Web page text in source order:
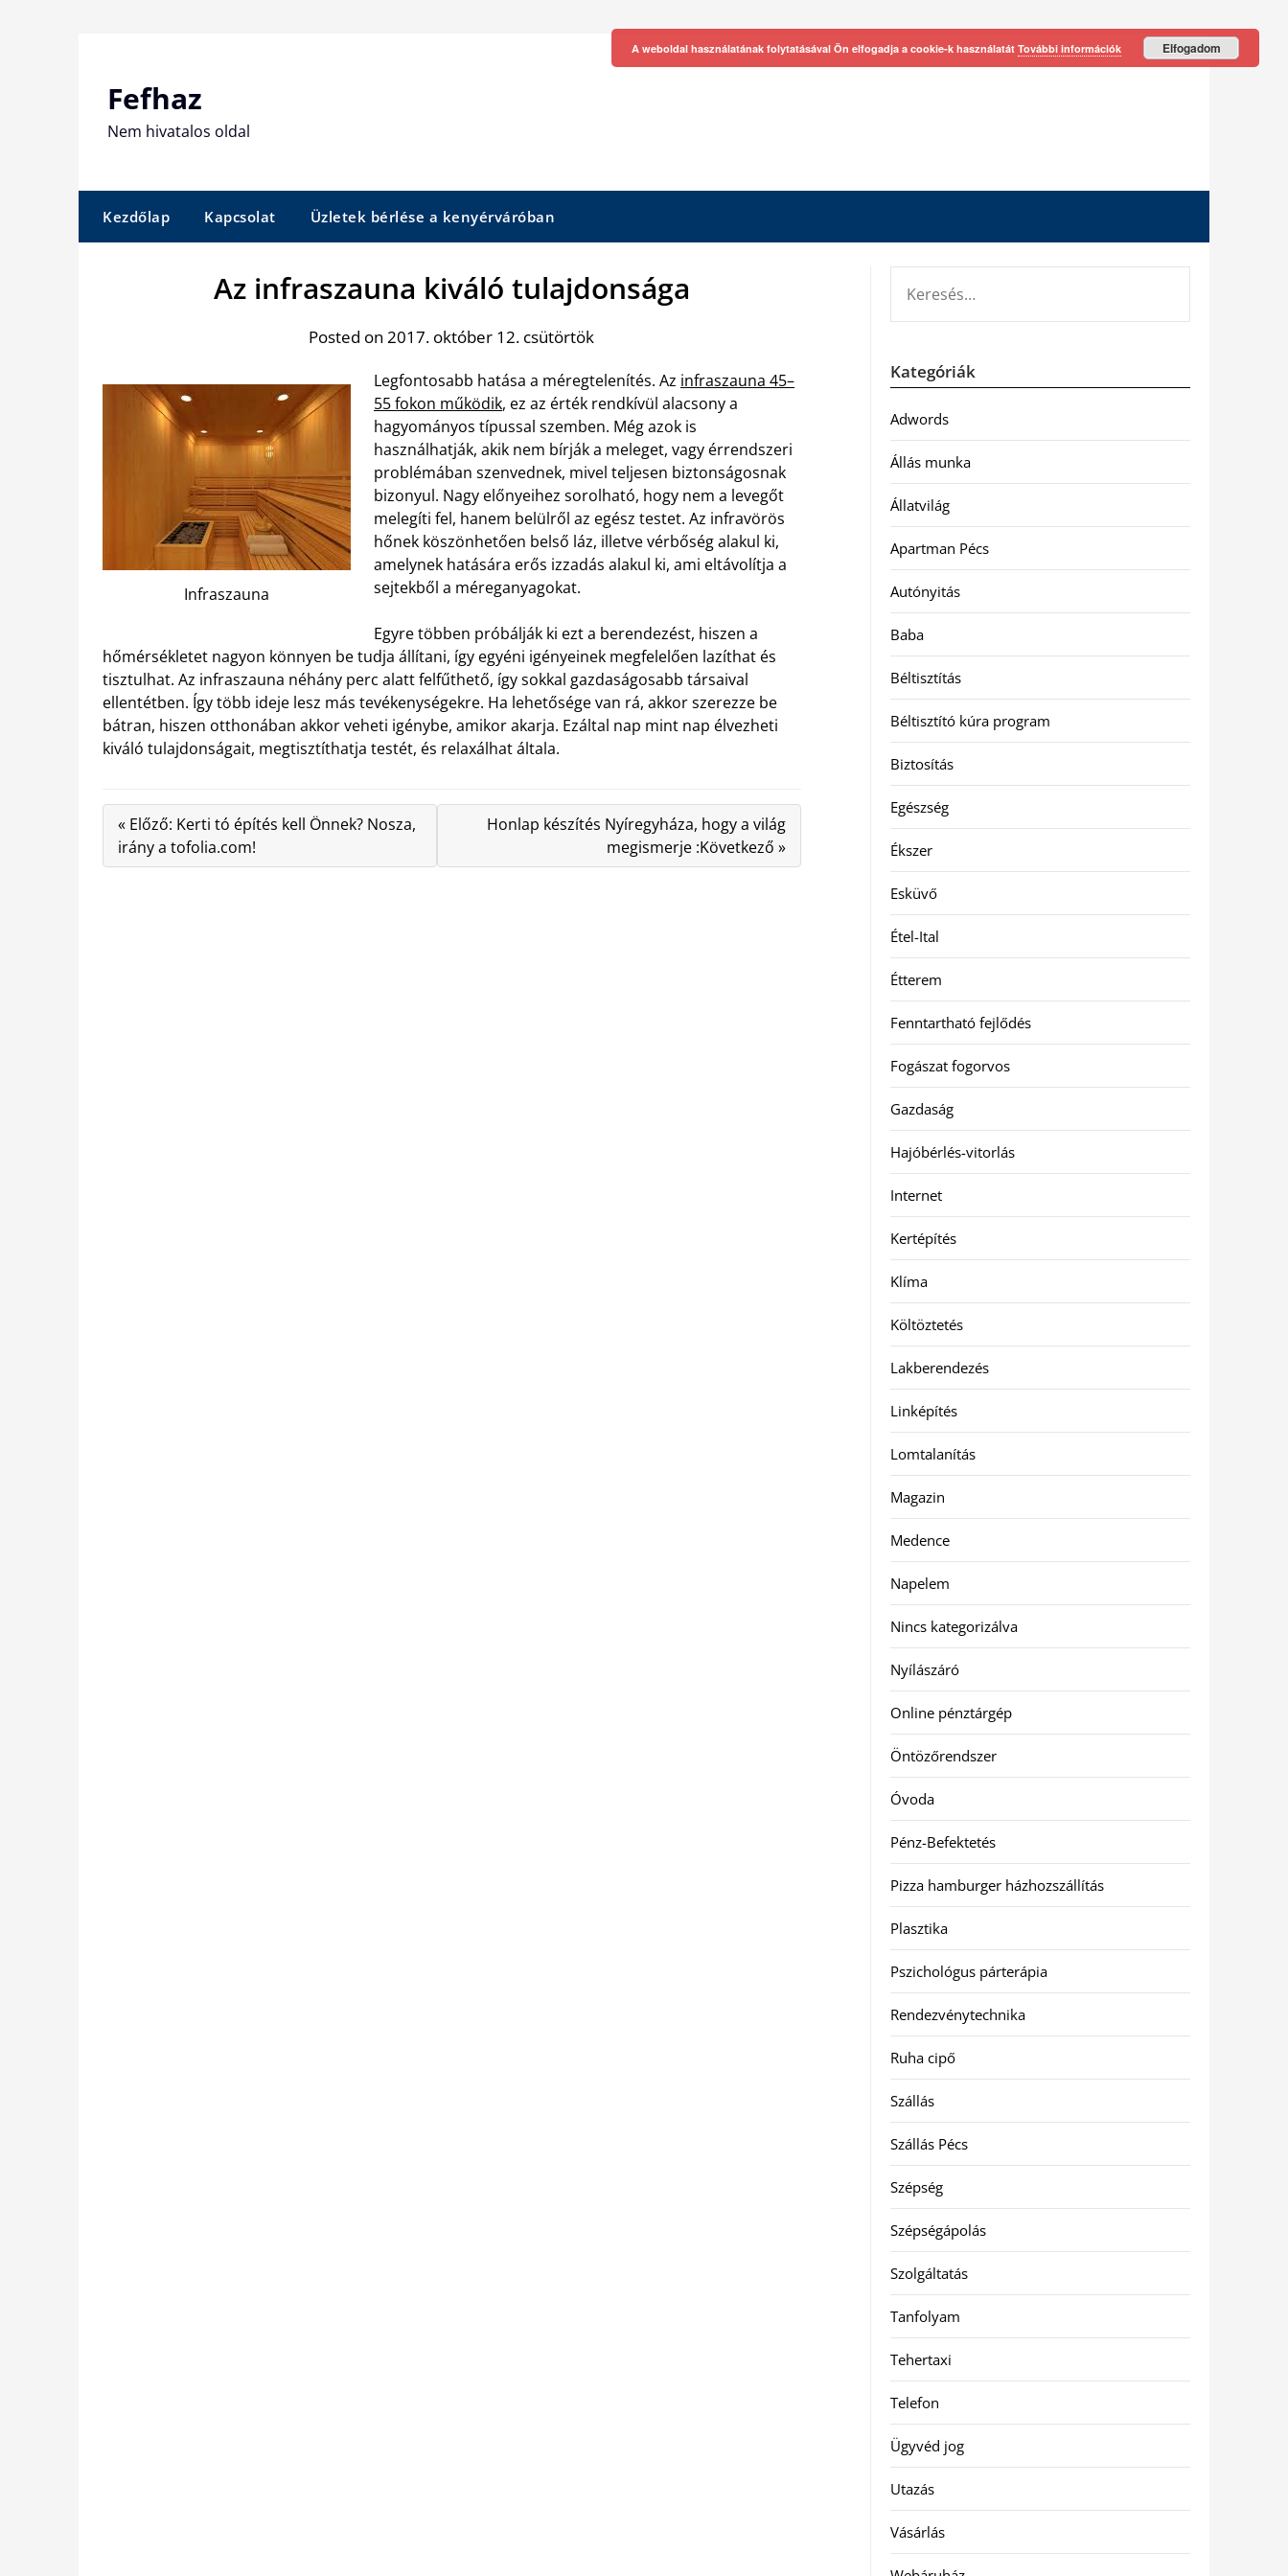
Fefhaz
Nem hivatalos oldal
Kezdőlap Kapcsolat Üzletek bérlése a kenyérváróban
Az infraszauna kiváló tulajdonsága
Posted on 2017. október 12. csütörtök
Infraszauna
Legfontosabb hatása a méregtelenítés. Az infraszauna 45–
55 fokon működik, ez az érték rendkívül alacsony a
hagyományos típussal szemben. Még azok is
használhatják, akik nem bírják a meleget, vagy érrendszeri
problémában szenvednek, mivel teljesen biztonságosnak
bizonyul. Nagy előnyeihez sorolható, hogy nem a levegőt
melegíti fel, hanem belülről az egész testet. Az infravörös
hőnek köszönhetően belső láz, illetve vérbőség alakul ki,
amelynek hatására erős izzadás alakul ki, ami eltávolítja a
sejtekből a méreganyagokat.
Egyre többen próbálják ki ezt a berendezést, hiszen a
hőmérsékletet nagyon könnyen be tudja állítani, így egyéni igényeinek megfelelően lazíthat és
tisztulhat. Az infraszauna néhány perc alatt felfűthető, így sokkal gazdaságosabb társaival
ellentétben. Így több ideje lesz más tevékenységekre. Ha lehetősége van rá, akkor szerezze be
bátran, hiszen otthonában akkor veheti igénybe, amikor akarja. Ezáltal nap mint nap élvezheti
kiváló tulajdonságait, megtisztíthatja testét, és relaxálhat általa.
« Előző: Kerti tó építés kell Önnek? Nosza,
irány a tofolia.com!
Honlap készítés Nyíregyháza, hogy a világ
megismerje :Következő »
Kategóriák
Adwords
Állás munka
Állatvilág
Apartman Pécs
Autónyitás
Baba
Béltisztítás
Béltisztító kúra program
Biztosítás
Egészség
Ékszer
Esküvő
Étel-Ital
Étterem
Fenntartható fejlődés
Fogászat fogorvos
Gazdaság
Hajóbérlés-vitorlás
Internet
Kertépítés
Klíma
Költöztetés
Lakberendezés
Linképítés
Lomtalanítás
Magazin
Medence
Napelem
Nincs kategorizálva
Nyílászáró
Online pénztárgép
Öntözőrendszer
Óvoda
Pénz-Befektetés
Pizza hamburger házhozszállítás
Plasztika
Pszichológus párterápia
Rendezvénytechnika
Ruha cipő
Szállás
Szállás Pécs
Szépség
Szépségápolás
Szolgáltatás
Tanfolyam
Tehertaxi
Telefon
Ügyvéd jog
Utazás
Vásárlás
A weboldal használatának folytatásával Ön elfogadja a cookie-k használatát További információk Elfogadom